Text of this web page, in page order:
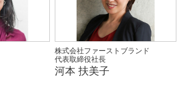
株式会社ファーストブランド
代表取締役社長
河本 扶美子